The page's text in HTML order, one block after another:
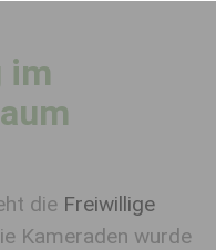
im
die Freiwillige
Kameraden wurde